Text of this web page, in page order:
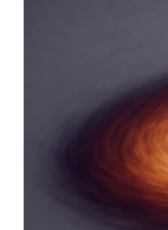
die Herleitung.
Energie in